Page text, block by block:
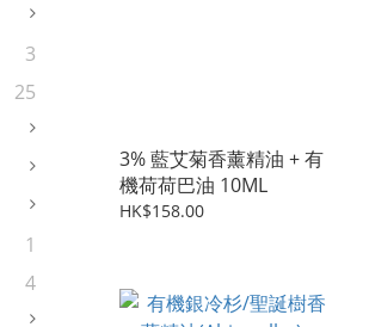
3
25
1
4
3% 藍艾菊香薰精油 + 有
機荷荷巴油 10ML
HK$158.00